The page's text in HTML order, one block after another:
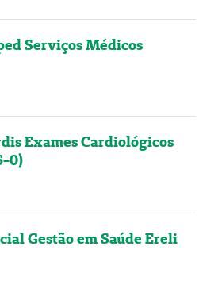
Serviços Médicos
Exames Cardiológicos
0)
Gestão em Saúde Ereli